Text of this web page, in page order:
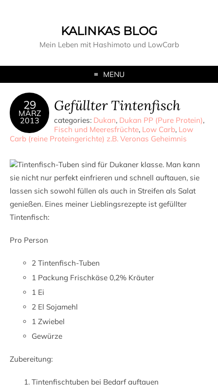
KALINKAS BLOG
Mein Leben mit Hashimoto und LowCarb
MENU
29
MÄRZ
2013
Gefüllter Tintenfisch
categories: Dukan, Dukan PP (Pure Protein),
Fisch und Meeresfrüchte, Low Carb, Low
Carb (reine Proteingerichte) z.B. Veronas Geheimnis
Tintenfisch-Tuben sind für Dukaner klasse. Man kann
sie nicht nur perfekt einfrieren und schnell auftauen, sie
lassen sich sowohl füllen als auch in Streifen als Salat
genießen. Eines meiner Lieblingsrezepte ist gefüllter
Tintenfisch:
Pro Person
2 Tintenfisch-Tuben
1 Packung Frischkäse 0,2% Kräuter
1 Ei
2 El Sojamehl
1 Zwiebel
Gewürze
Zubereitung:
Tintenfischtuben bei Bedarf auftauen